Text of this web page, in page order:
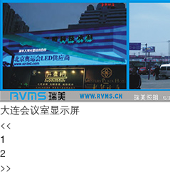
大连会议室显示屏
<<
1
2
>>